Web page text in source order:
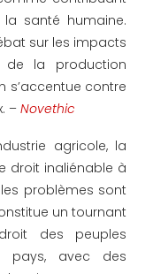
santé humaine.
sur les impacts
de la production
s’accentue contre
– Novethic
agricole, la
droit inaliénable à
problèmes sont
un tournant
des peuples
avec des